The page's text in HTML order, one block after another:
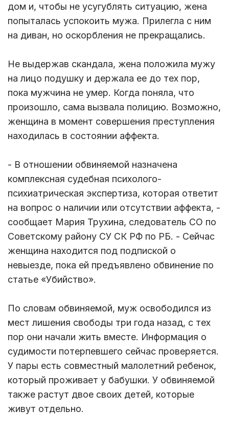
дом и, чтобы не усугублять ситуацию, жена
попыталась успокоить мужа. Прилегла с ним
на диван, но оскорбления не прекращались.
Не выдержав скандала, жена положила мужу
на лицо подушку и держала ее до тех пор,
пока мужчина не умер. Когда поняла, что
произошло, сама вызвала полицию. Возможно,
женщина в момент совершения преступления
находилась в состоянии аффекта.
- В отношении обвиняемой назначена
комплексная судебная психолого-
психиатрическая экспертиза, которая ответит
на вопрос о наличии или отсутствии аффекта, -
сообщает Мария Трухина, следователь СО по
Советскому району СУ СК РФ по РБ. - Сейчас
женщина находится под подпиской о
невыезде, пока ей предъявлено обвинение по
статье «Убийство».
По словам обвиняемой, муж освободился из
мест лишения свободы три года назад, с тех
пор они начали жить вместе. Информация о
судимости потерпевшего сейчас проверяется.
У пары есть совместный малолетний ребенок,
который проживает у бабушки. У обвиняемой
также растут двое своих детей, которые
живут отдельно.